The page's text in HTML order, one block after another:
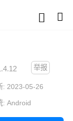
举报
: 2023-05-26
:Android